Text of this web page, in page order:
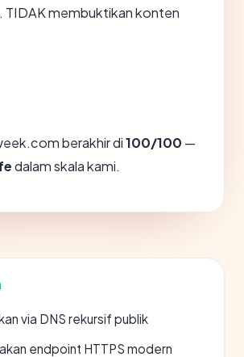
TIDAK membuktikan konten
berakhir di100/100 —
dalam skala kami.
via DNS rekursif publik
endpoint HTTPS modern